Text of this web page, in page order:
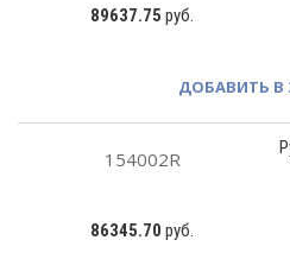
89637.75 руб.
ДОБАВИТЬ В
154002R
86345.70 руб.